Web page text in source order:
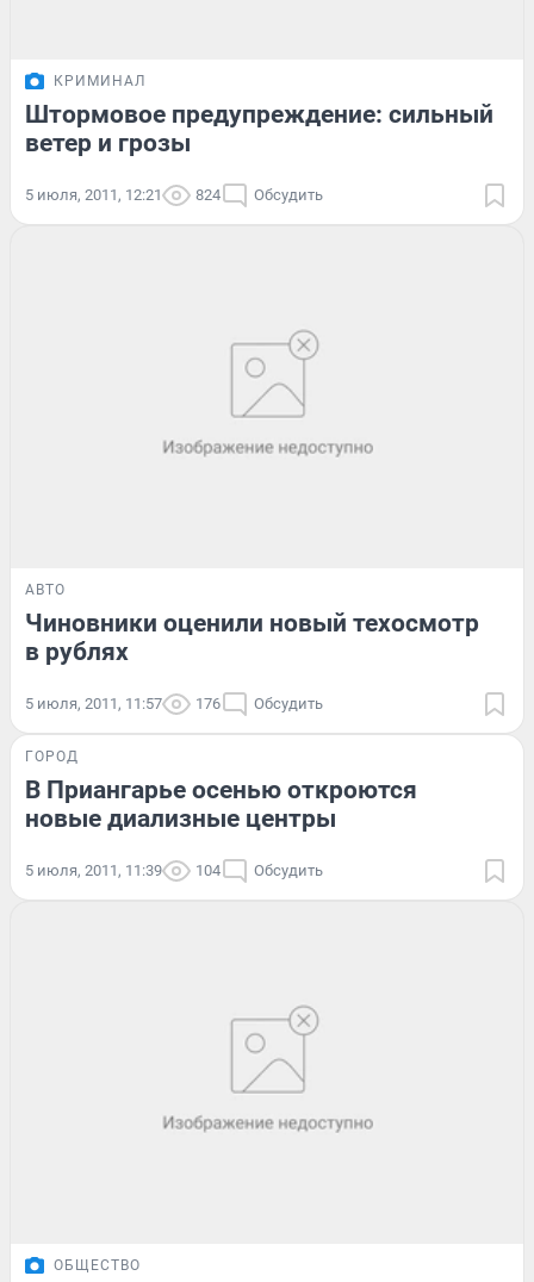
КРИМИНАЛ
Штормовое предупреждение: сильный
ветер и грозы
5 июля, 2011, 12:21 824 Обсудить
АВТО
Чиновники оценили новый техосмотр
в рублях
5 июля, 2011, 11:57 176 Обсудить
ГОРОД
В Приангарье осенью откроются
новые диализные центры
5 июля, 2011, 11:39 104 Обсудить
ОБЩЕСТВО